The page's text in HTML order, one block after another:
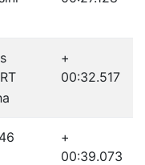
+
00:32.517
+
00:39.073